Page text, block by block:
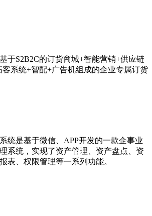
于S2B2C的订货商城+智能营销+供应链
客系统+智配+广告机组成的企业专属订货
统是基于微信、APP开发的一款企事业
系统，实现了资产管理、资产盘点、资
表、权限管理等一系列功能。